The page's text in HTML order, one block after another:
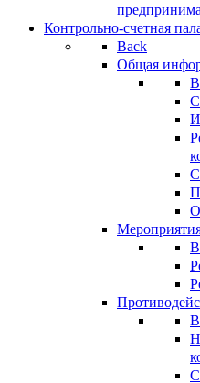
Контрольно-счетная
Back
Общая